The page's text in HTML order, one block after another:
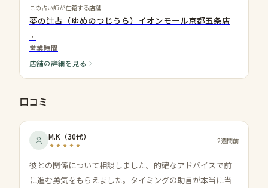
この占い師が在籍する店舗
夢の辻占（ゆめのつじうら）イオンモール京都五条店
・
営業時間
店舗の詳細を見る
口コミ
M.K （30代） 2週間前
彼との関係について相談しました。的確なアドバイスで前
に進む勇気をもらえました。タイミングの助言が本当に当